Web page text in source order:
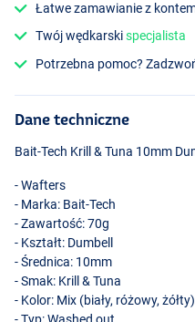
Łatwe zamawianie z
Twój wędkarskispecjalista
Potrzebna pomoc?
Dane techniczne
Bait-Tech Krill & Tuna 10mm
- Wafters
- Marka: Bait-Tech
- Zawartość: 70g
- Kształt: Dumbell
- Średnica: 10mm
- Smak: Krill & Tuna
- Kolor: Mix (biały, różowy, żółty)
- Typ: Washed out